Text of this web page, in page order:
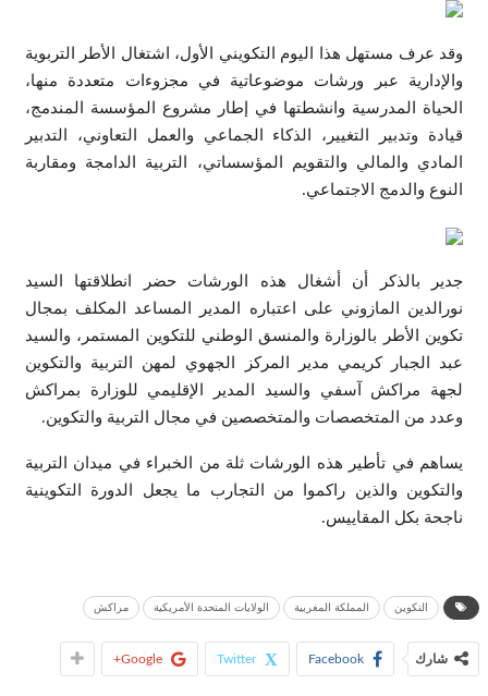
وقد عرف مستهل هذا اليوم التكويني الأول، اشتغال الأطر التربوية
والإدارية عبر ورشات موضوعاتية في مجزوءات متعددة منها،
الحياة المدرسية وانشطتها في إطار مشروع المؤسسة المندمج،
قيادة وتدبير التغيير، الذكاء الجماعي والعمل التعاوني، التدبير
المادي والمالي والتقويم المؤسساتي، التربية الدامجة ومقاربة
النوع والدمج الاجتماعي.
جدير بالذكر أن أشغال هذه الورشات حضر انطلاقتها السيد
نورالدين المازوني على اعتباره المدير المساعد المكلف بمجال
تكوين الأطر بالوزارة والمنسق الوطني للتكوين المستمر، والسيد
عبد الجبار كريمي مدير المركز الجهوي لمهن التربية والتكوين
لجهة مراكش آسفي والسيد المدير الإقليمي للوزارة بمراكش
وعدد من المتخصصات والمتخصصين في مجال التربية والتكوين.
يساهم في تأطير هذه الورشات ثلة من الخبراء في ميدان التربية
والتكوين والذين راكموا من التجارب ما يجعل الدورة التكوينية
ناجحة بكل المقاييس.
التكوين المملكة المغربية الولايات المتحدة الأمريكية مراكش
شارك Facebook
Twitter
Google+